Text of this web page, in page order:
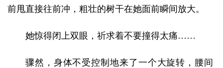
前甩直接往前冲，粗壮的树干在她面前瞬间放大。
她惊得闭上双眼，祈求着不要撞得太痛……
骤然，身体不受控制地来了一个大旋转，腰间